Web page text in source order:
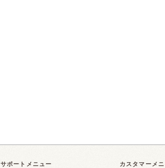
サポートメニュー カスタマーメ